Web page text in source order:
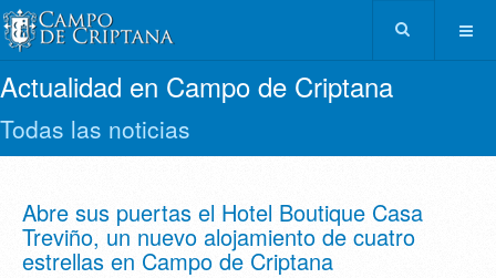
Actualidad en Campo de Criptana
Todas las noticias
Abre sus puertas el Hotel Boutique Casa
Treviño, un nuevo alojamiento de cuatro
estrellas en Campo de Criptana